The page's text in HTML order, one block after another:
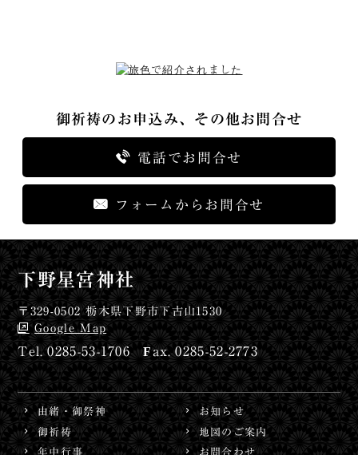
御祈祷のお申込み、その他お問合せ
電話でお問合せ
フォームからお問合せ
下野星宮神社
〒329-0502 栃木県下野市下古山1530
Google Map
0285-53-1706 0285-52-2773
由緒・御祭神
御祈祷
年中行事
お知らせ
地図のご案内
お問合わせ